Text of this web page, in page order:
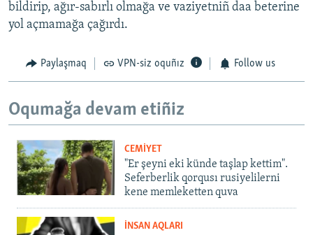
bildirip, ağır-sabırlı olmağa ve vaziyetniñ daa beterine
yol açmamağa çağırdı.
Paylaşmaq VPN-siz oquñız Follow us
Oqumağa devam etiñiz
CEMİYET
"Er şeyni eki künde taşlap kettim".
Seferberlik qorqusı rusiyelilerni
kene memleketten quva
İNSAN AQLARI